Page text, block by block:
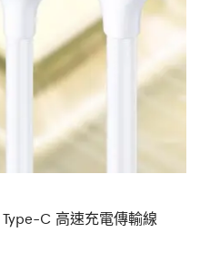
C 高速充電傳輸線